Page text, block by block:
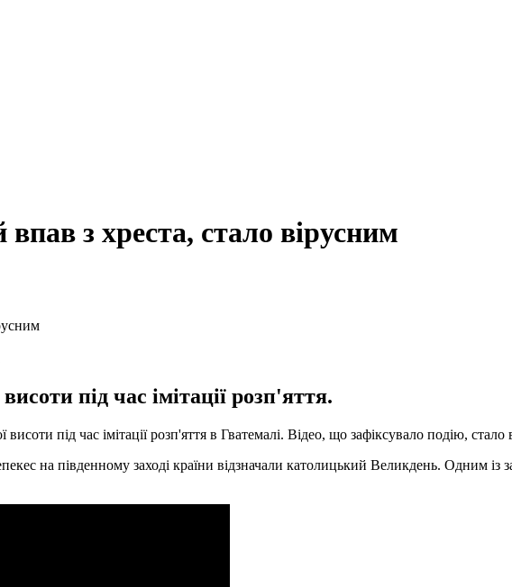
впав з хреста, стало вірусним
під час імітації розп'яття.
під час імітації розп'яття в Гватемалі. Відео, що зафіксувало подію,
на південному заході країни відзначали католицький Великдень. Одним із